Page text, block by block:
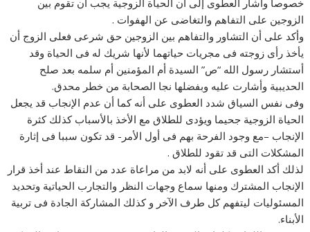
خصوصا وأشار العطوى إلى أن الحياة الزوجية يجب أن تقوم بين
الزوجين على التفاهم والتغاضى عن الهفوات .
وأكد على أن التشاور والتفاهم بين الزوجين حق شرعى فعلى الزوج أن
يأخذ رأى زوجته فى مجريات حياتهما لأنها شريك له فى الحياة وقد
أستشار رسول الله “ص” السيدة أم المؤمنين أم سلمه بعد صلح
الحديبية وأشارت عليه وبفضلها نجا الصحابة من خطر محدق.
وفى نفس السياق شدد العطوى على أنه كما أن عدم الإنجاب قد يجعل
الحياة الزوجية جحيما ويؤدى للطلاق مع الأخذ بالأسباب كذلك كثرة
الإنجاب –مع وجود الفرحة بهم فى أول الأمر- قد تكون سببا فى إثارة
المشكلات التى قد تقود للطلاق .
لذلك أكد العطوى على أنه لابد من مراعاة عدد من النقاط عند أخذ قرار
الإنجاب المشترك ومنها سماع وجهات النظر والتجارب الحياتية وتحديد
المسئوليات ليتفهم كل طرف الآخر و كذلك المشاركة الجادة فى تربية
الأبناء.